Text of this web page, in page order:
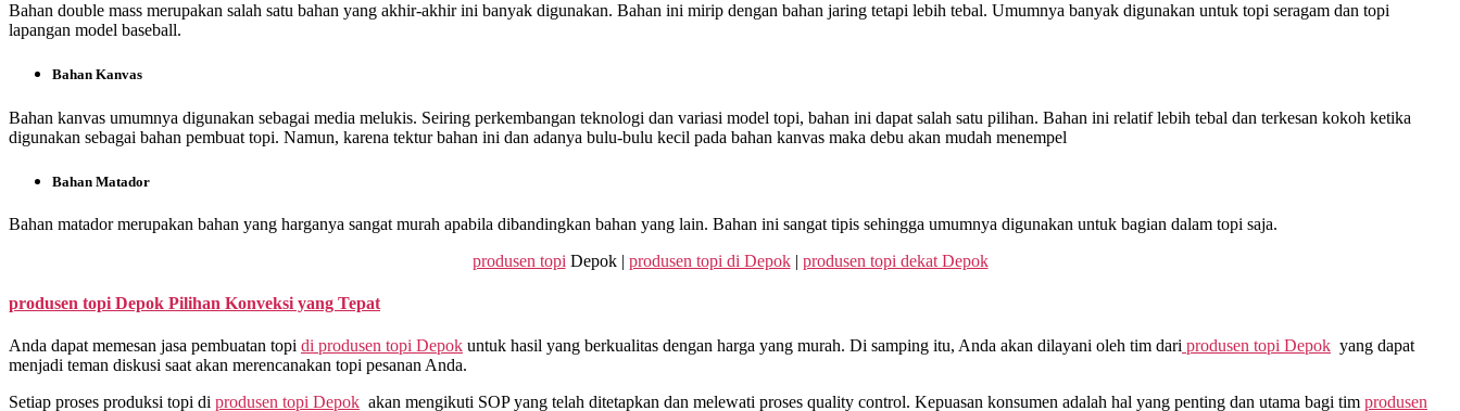
Bahan double mass merupakan salah satu bahan yang akhir-akhir ini banyak digunakan. Bahan ini mirip dengan bahan jaring tetapi lebih tebal. Umumnya banyak digunakan untuk topi seragam dan topi
lapangan model baseball.
Bahan Kanvas
Bahan kanvas umumnya digunakan sebagai media melukis. Seiring perkembangan teknologi dan variasi model topi, bahan ini dapat salah satu pilihan. Bahan ini relatif lebih tebal dan terkesan kokoh ketika
digunakan sebagai bahan pembuat topi. Namun, karena tektur bahan ini dan adanya bulu-bulu kecil pada bahan kanvas maka debu akan mudah menempel
Bahan Matador
Bahan matador merupakan bahan yang harganya sangat murah apabila dibandingkan bahan yang lain. Bahan ini sangat tipis sehingga umumnya digunakan untuk bagian dalam topi saja.
produsen topi Depok | produsen topi di Depok| produsen topi dekat Depok
produsen topi Depok Pilihan Konveksi yang Tepat
Anda dapat memesan jasa pembuatan topi di produsen topi Depok untuk hasil yang berkualitas dengan harga yang murah. Di samping itu, Anda akan dilayani oleh tim dari produsen topi Depok yang dapat
menjadi teman diskusi saat akan merencanakan topi pesanan Anda.
Setiap proses produksi topi di produsen topi Depok akan mengikuti SOP yang telah ditetapkan dan melewati proses quality control. Kepuasan konsumen adalah hal yang penting dan utama bagi tim produsen